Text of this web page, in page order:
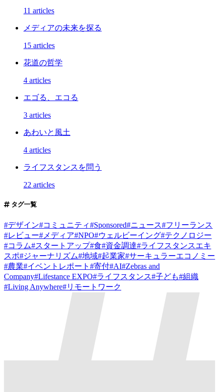
11 articles
メディアの未来を探る
15 articles
花道の哲学
4 articles
エゴる、エコる
3 articles
あわいと風土
4 articles
ライフスタンスを問う
22 articles
タグ一覧
#デザイン#コミュニティ#Sponsored#ニュース#フリーランス
#レビュー# メディア#NPO#ウェルビーイング#テクノロジー
#コラム#スタートアップ#食#資金調達#ライフスタンスエキ
スポ#ジャーナリズム#地域#起業家#サーキュラーエコノミー
#農業#イベントレポート #寄付#AI#Zebras and
Company#Lifestance EXPO#ライフスタンス#子ども#組織
#Living Anywhere#リモートワーク